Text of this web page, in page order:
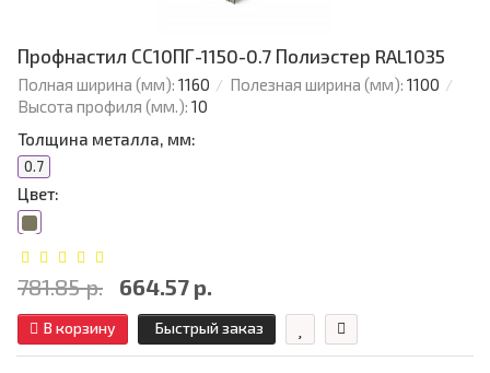
Профнастил СС10ПГ-1150-0.7 Полиэстер RAL1035
Полная ширина (мм): 1160 Полезная ширина (мм): 1100
Высота профиля (мм.): 10
Толщина металла, мм:
0.7
Цвет:
781.85 р. 664.57 р.
В корзину Быстрый заказ